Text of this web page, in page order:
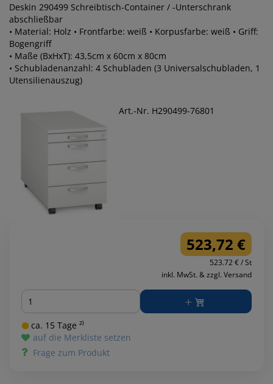
Deskin 290499 Schreibtisch-Container / -Unterschrank
abschließbar
• Material: Holz • Frontfarbe: weiß • Korpusfarbe: weiß • Griff:
Bogengriff
• Maße (BxHxT): 43,5cm x 60cm x 80cm
• Schubladenanzahl: 4 Schubladen (3 Universalschubladen, 1
Utensilienauszug)
Art.-Nr. H290499-76801
523,72 €
523.72 € / St
inkl. MwSt. & zzgl. Versand
Menge
ca. 15 Tage ²⁾
auf die Merkliste setzen
Frage zum Produkt